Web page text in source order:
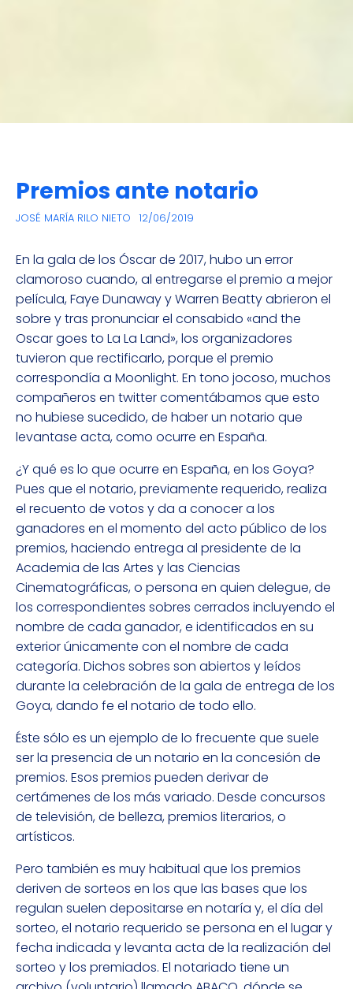
Premios ante notario
JOSÉ MARÍA RILO NIETO 12/06/2019
En la gala de los Óscar de 2017, hubo un error
clamoroso cuando, al entregarse el premio a mejor
película, Faye Dunaway y Warren Beatty abrieron el
sobre y tras pronunciar el consabido «and the
Oscar goes to La La Land», los organizadores
tuvieron que rectificarlo, porque el premio
correspondía a Moonlight. En tono jocoso, muchos
compañeros en twitter comentábamos que esto
no hubiese sucedido, de haber un notario que
levantase acta, como ocurre en España.
¿Y qué es lo que ocurre en España, en los Goya?
Pues que el notario, previamente requerido, realiza
el recuento de votos y da a conocer a los
ganadores en el momento del acto público de los
premios, haciendo entrega al presidente de la
Academia de las Artes y las Ciencias
Cinematográficas, o persona en quien delegue, de
los correspondientes sobres cerrados incluyendo el
nombre de cada ganador, e identificados en su
exterior únicamente con el nombre de cada
categoría. Dichos sobres son abiertos y leídos
durante la celebración de la gala de entrega de los
Goya, dando fe el notario de todo ello.
Éste sólo es un ejemplo de lo frecuente que suele
ser la presencia de un notario en la concesión de
premios. Esos premios pueden derivar de
certámenes de los más variado. Desde concursos
de televisión, de belleza, premios literarios, o
artísticos.
Pero también es muy habitual que los premios
deriven de sorteos en los que las bases que los
regulan suelen depositarse en notaría y, el día del
sorteo, el notario requerido se persona en el lugar y
fecha indicada y levanta acta de la realización del
sorteo y los premiados. El notariado tiene un